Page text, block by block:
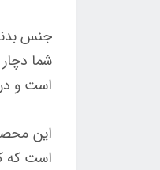
جنس
شما
است و
است که کمی